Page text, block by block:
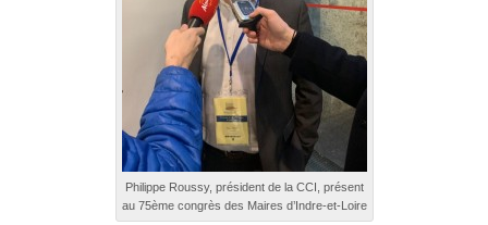
Philippe Roussy, président de la CCI, présent
au 75ème congrès des Maires d’Indre-et-Loire